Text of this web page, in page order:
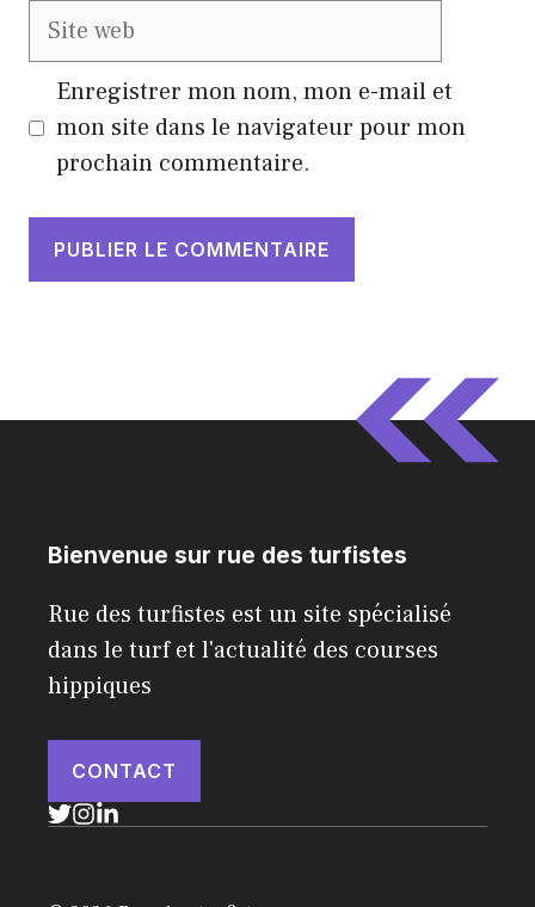
Site
web
Enregistrer mon nom, mon e-mail et
mon site dans le navigateur pour mon
prochain commentaire.
Bienvenue sur rue des turfistes
Rue des turfistes est un site spécialisé
dans le turf et l'actualité des courses
hippiques
CONTACT